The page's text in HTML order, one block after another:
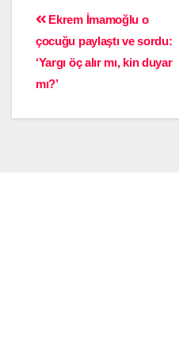
Ekrem İmamoğlu o
çocuğu paylaştı ve sordu:
‘Yargı öç alır mı, kin duyar
mı?’